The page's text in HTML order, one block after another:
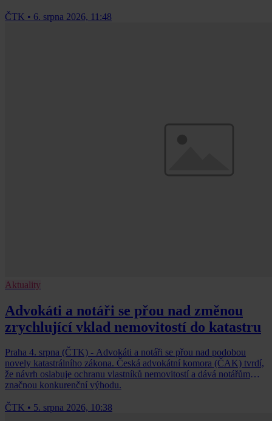
ČTK • 6. srpna 2026, 11:48
Aktuality
Advokáti a notáři se přou nad změnou
zrychlující vklad nemovitostí do katastru
Praha 4. srpna (ČTK) - Advokáti a notáři se přou nad podobou
novely katastrálního zákona. Česká advokátní komora (ČAK) tvrdí,
že návrh oslabuje ochranu vlastníků nemovitostí a dává notářům
značnou konkurenční výhodu.
ČTK • 5. srpna 2026, 10:38